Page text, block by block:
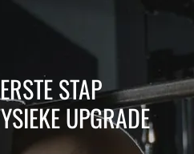
STAP
UPGRADE